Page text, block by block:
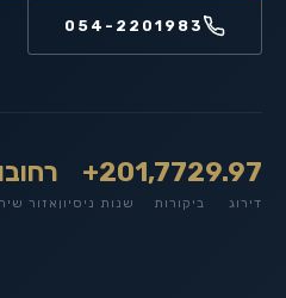
054-2201983
9.97
דירוג
1,772
ביקורות
20+
שנות ניסיון אזור